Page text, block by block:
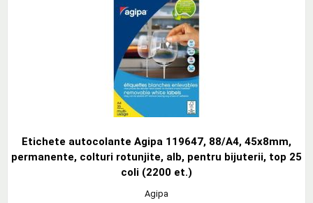
Etichete autocolante Agipa 119647, 88/A4, 45x8mm,
permanente, colturi rotunjite, alb, pentru bijuterii, top 25
coli (2200 et.)
Agipa